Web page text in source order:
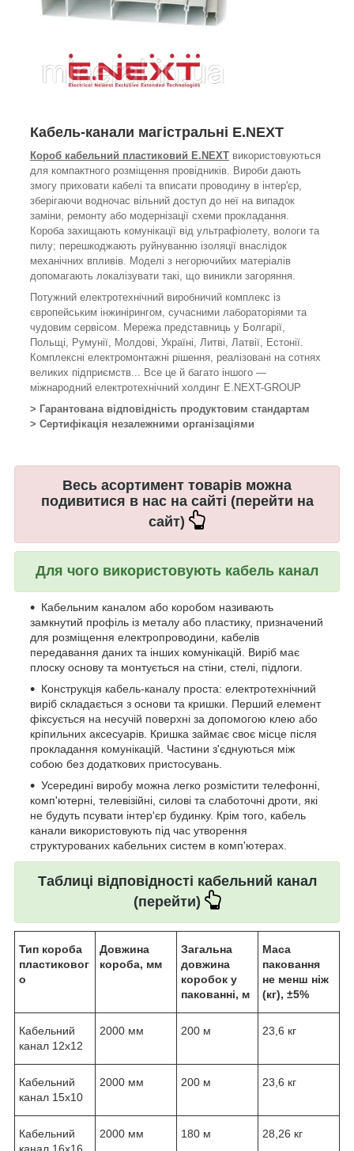
Кабель-канали магістральні E.NEXT
Короб кабельний пластиковий E.NEXT використовуються
для компактного розміщення провідників. Вироби дають
змогу приховати кабелі та вписати проводину в інтер'єр,
зберігаючи водночас вільний доступ до неї на випадок
заміни, ремонту або модернізації схеми прокладання.
Короба захищають комунікації від ультрафіолету, вологи та
пилу; перешкоджають руйнуванню ізоляції внаслідок
механічних впливів. Моделі з негорючийих матеріалів
допомагають локалізувати такі, що виникли загоряння.
Потужний електротехнічний виробничий комплекс із
європейським інжинірингом, сучасними лабораторіями та
чудовим сервісом. Мережа представниць у Болгарії,
Польщі, Румунії, Молдові, Україні, Литві, Латвії, Естонії.
Комплексні електромонтажні рішення, реалізовані на сотнях
великих підприємств... Все це й багато іншого —
міжнародний електротехнічний холдинг E.NEXT-GROUP
> Гарантована відповідність продуктовим стандартам
> Сертифікація незалежними організаціями
Весь асортимент товарів можна
подивитися в нас на сайті (перейти на
сайт)
Для чого використовують кабель канал
Кабельним каналом або коробом називають
замкнутий профіль із металу або пластику, призначений
для розміщення електропроводини, кабелів
передавання даних та інших комунікацій. Виріб має
плоску основу та монтується на стіни, стелі, підлоги.
Конструкція кабель-каналу проста: електротехнічний
виріб складається з основи та кришки. Перший елемент
фіксується на несучій поверхні за допомогою клею або
кріпильних аксесуарів. Кришка займає своє місце після
прокладання комунікацій. Частини з'єднуються між
собою без додаткових пристосувань.
Усередині виробу можна легко розмістити телефонні,
комп'ютерні, телевізійні, силові та слаботочні дроти, які
не будуть псувати інтер'єр будинку. Крім того, кабель
канали використовують під час утворення
структурованих кабельних систем в комп'ютерах.
Таблиці відповідності кабельний канал
(перейти)
Тип короба
пластиковог
о
Довжина
короба, мм
Загальна
довжина
коробок у
пакованні, м
Маса
паковання
не менш ніж
(кг), ±5%
Кабельний
канал 12x12
2000 мм 200 м 23,6 кг
Кабельний
канал 15x10
2000 мм 200 м 23,6 кг
Кабельний
канал 16x16
2000 мм 180 м 28,26 кг